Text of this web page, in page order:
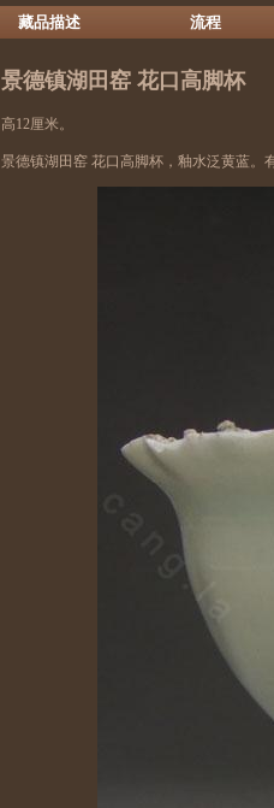
藏品描述 流程
景德镇湖田窑 花口高脚杯
高12厘米。
景德镇湖田窑 花口高脚杯，釉水泛黄蓝。